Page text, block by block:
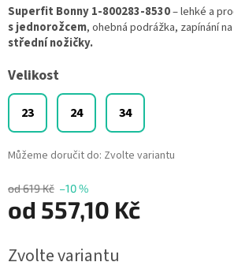
od 619 Kč –10 %
od 557,10 Kč
cena:
Zvolte variantu
Velikost
23 24 34
Můžeme doručit do: Zvolte variantu
Superfit Bonny 1-800283-8530– lehké a
s jednorožcem, ohebná podrážka, zapínání
střední nožičky.